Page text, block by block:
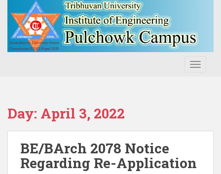
Day: April 3, 2022
BE/BArch 2078 Notice
Regarding Re-Application